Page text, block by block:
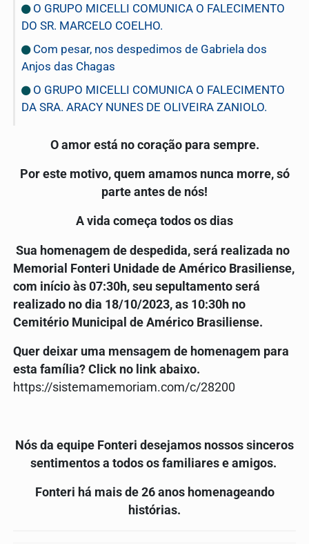
O GRUPO MICELLI COMUNICA O FALECIMENTO
DO SR. MARCELO COELHO.
Com pesar, nos despedimos de Gabriela dos
Anjos das Chagas
O GRUPO MICELLI COMUNICA O FALECIMENTO
DA SRA. ARACY NUNES DE OLIVEIRA ZANIOLO.
O amor está no coração para sempre.
Por este motivo, quem amamos nunca morre, só
parte antes de nós!
A vida começa todos os dias
Sua homenagem de despedida, será realizada no
Memorial Fonteri Unidade de Américo Brasiliense,
com início às 07:30h, seu sepultamento será
realizado no dia 18/10/2023, as 10:30h no
Cemitério Municipal de Américo Brasiliense.
Quer deixar uma mensagem de homenagem para
esta família? Click no link abaixo.
https://sistemamemoriam.com/c/28200
Nós da equipe Fonteri desejamos nossos sinceros
sentimentos a todos os familiares e amigos.
Fonteri há mais de 26 anos homenageando
histórias.